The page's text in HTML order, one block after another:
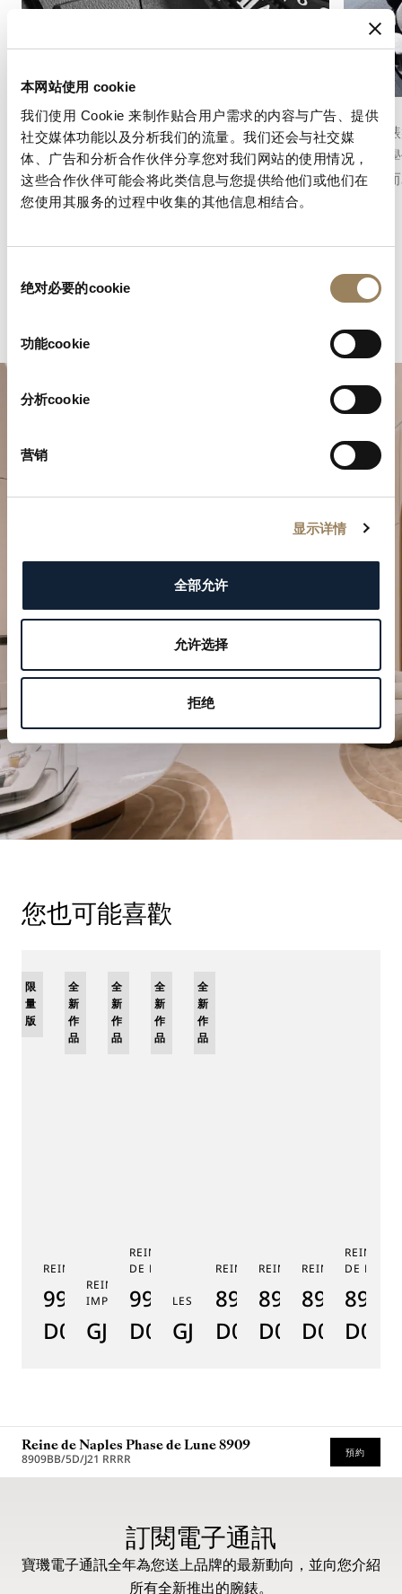
本网站使用 cookie
我们使用 Cookie 来制作贴合用户需求的内容与广告、提供
社交媒体功能以及分析我们的流量。我们还会与社交媒
体、广告和分析合作伙伴分享您对我们网站的使用情况，
这些合作伙伴可能会将此类信息与您提供给他们或他们在
您使用其服务的过程中收集的其他信息相结合。
绝对必要的cookie
功能cookie
分析cookie
营销
显示详情
全部允许
允许选择
拒绝
動力儲備顯示
動力儲備顯示可用以指示機芯在需要重新上鏈之
前所剩餘的動力儲備。它不僅可以顯示發條盒內
的動力儲備，同時為錶盤增添一項機械讀時體
驗。
月相
月相在
具天文
詩意融
規劃您的非凡時刻
於我們的精品店探索寶璣的製錶作品。
預約參觀
您也可能喜歡
REINE DE NAPLES 9915
9915BB/58/964
D0
限
量
版
REINE DE NAPLES PERLES
IMPÉRIALES
GJ29BH89254DD5J4
全
新
作
品
REINE DE NAPLES PHASE
DE LUNE 9935
9935BH/4Y/J40
D0
全
新
作
品
LES JARDINS DU PETIT TRIANON
GJE25BH20.8985DB
全
新
作
品
REINE DE NAPLES 8925
8925BH/5W/J40
D0
全
新
作
品
REINE DE NAPLES 8918
8918BB/5D/
D0
REINE DE
8938BB/
D0
REINE
DE LUNE
D000
Reine de Naples Phase de Lune 8909
8909BB/5D/J21 RRRR 預約
訂閱電子通訊
寶璣電子通訊全年為您送上品牌的最新動向，並向您介紹
所有全新推出的腕錶。